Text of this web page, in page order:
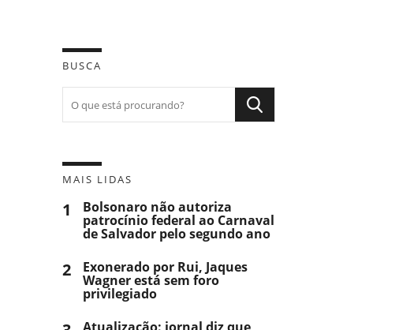
BUSCA
MAIS LIDAS
1 Bolsonaro não autoriza
patrocínio federal ao Carnaval
de Salvador pelo segundo ano
2 Exonerado por Rui, Jaques
Wagner está sem foro
privilegiado